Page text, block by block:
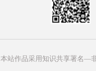
本站作品采用知识共享署名—